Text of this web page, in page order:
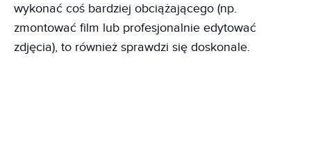
wykonać coś bardziej obciążającego (np.
zmontować film lub profesjonalnie edytować
zdjęcia), to również sprawdzi się doskonale.